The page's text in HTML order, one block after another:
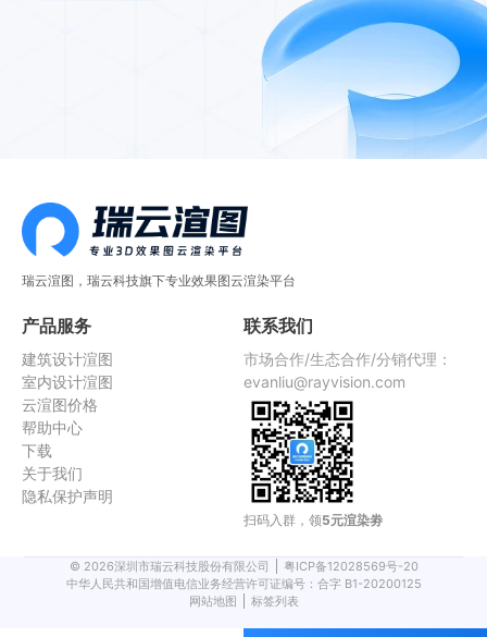
瑞云渲图，瑞云科技旗下专业效果图云渲染平台
产品服务
建筑设计渲图
室内设计渲图
云渲图价格
帮助中心
下载
关于我们
隐私保护声明
联系我们
市场合作/生态合作/分销代理：
evanliu@rayvision.com
扫码入群，领5元渲染劵
© 2026深圳市瑞云科技股份有限公司
粤ICP备12028569号-20
中华人民共和国增值电信业务经营许可证编号：合字 B1-20200125
网站地图
标签列表